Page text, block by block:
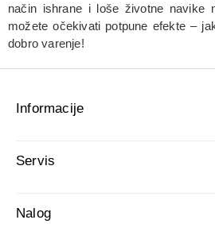
način ishrane i loše životne navike
možete očekivati potpune efekte –
dobro varenje!
Informacije
Servis
Nalog